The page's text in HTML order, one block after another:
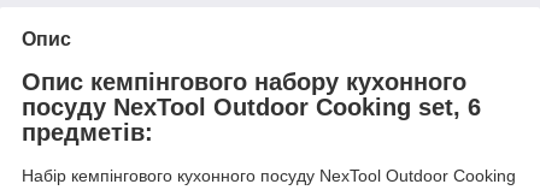
Опис
Опис кемпінгового набору кухонного
посуду NexTool Outdoor Cooking set, 6
предметів:
Набір кемпінгового кухонного посуду NexTool Outdoor Cooking